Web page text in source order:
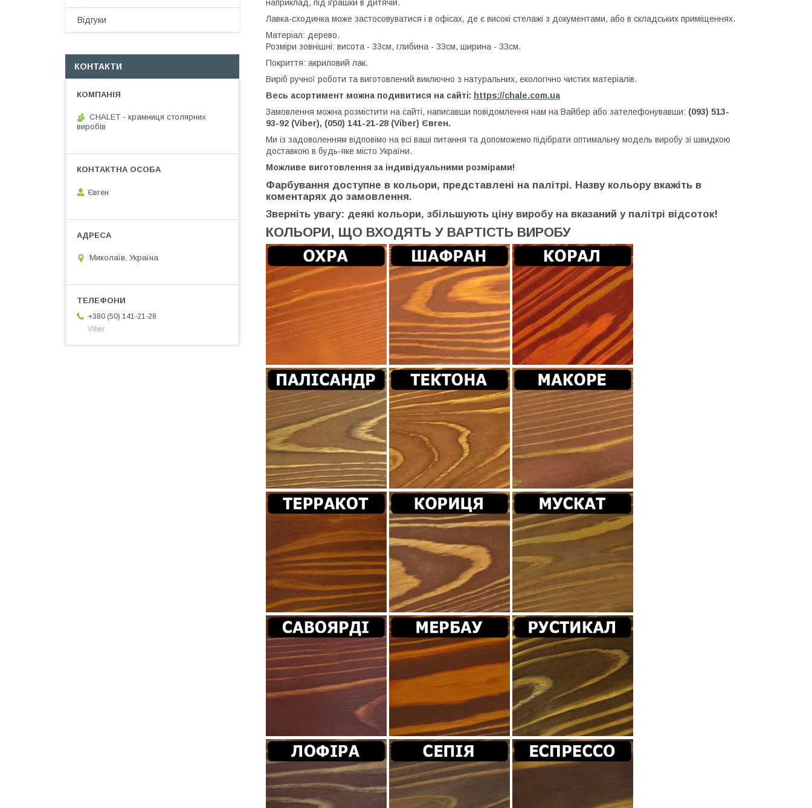
наприклад, під іграшки в дитячій.
Лавка-сходинка може застосовуватися і в офісах, де є високі стелажі з документами, або в складських приміщеннях.
Матеріал: дерево.
Розміри зовнішні: висота - 33см, глибина - 33см, ширина - 33см.
Покриття: акриловий лак.
Виріб ручної роботи та виготовлений виключно з натуральних, екологічно чистих матеріалів.
Весь асортимент можна подивитися на сайті: https://chale.com.ua
Замовлення можна розмістити на сайті, написавши повідомлення нам на Вайбер або зателефонувавши: (093) 513-
93-92 (Viber), (050) 141-21-28 (Viber) Євген.
Ми із задоволенням відповімо на всі ваші питання та допоможемо підібрати оптимальну модель виробу зі швидкою
доставкою в будь-яке місто України.
Можливе виготовлення за індивідуальними розмірами!
Фарбування доступне в кольори, представлені на палітрі. Назву кольору вкажіть в
коментарях до замовлення.
Зверніть увагу: деякі кольори, збільшують ціну виробу на вказаний у палітрі відсоток!
КОЛЬОРИ, ЩО ВХОДЯТЬ У ВАРТІСТЬ ВИРОБУ
Відгуки
КОНТАКТИ
CHALET - крамниця столярних
виробів
Євген
Миколаїв, Україна
+380 (50) 141-21-28
Viber